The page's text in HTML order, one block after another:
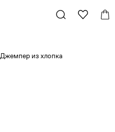
Джемпер из хлопка